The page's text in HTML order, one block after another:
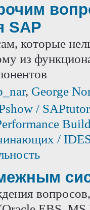
SAP
которые
из
, George
/ SAPtutor
/